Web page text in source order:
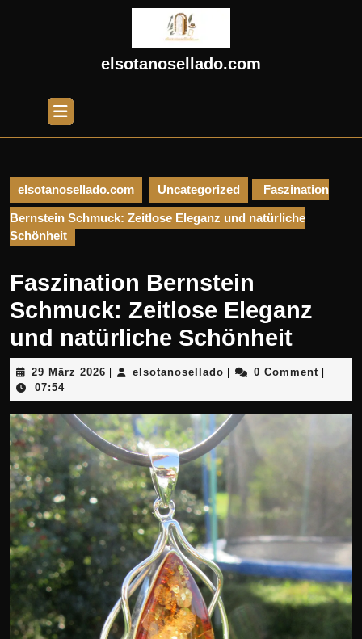
elsotanosellado.com
Open
Button
elsotanosellado.com Uncategorized Faszination
Bernstein Schmuck: Zeitlose Eleganz und natürliche
Schönheit
Faszination Bernstein
Schmuck: Zeitlose Eleganz
und natürliche Schönheit
29 März 2026 29
2026
| elsotanosellado elsotanosellado
| 0 Comment |
07:54